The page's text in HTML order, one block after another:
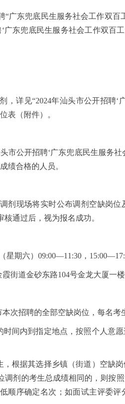
东兜底民生服务社会工作双百
广东兜底民生服务社会工作双百
详见“2024年汕头市公开招聘‘
表（附件）。
公开招聘‘广东兜底民生服务社
绩合格的人员。
现场将实时公布调剂空缺岗位
通过后，视为报名成功。
期六）09:00—11:30，
道金砂东路104号金龙大厦一楼
招聘的全部空缺岗位，每名考
内到指定地点，按照个人意愿
据其选择乡镇（街道）空缺岗
调剂的考生总成绩相同的，则按
顺序确定名次；如面试主评委